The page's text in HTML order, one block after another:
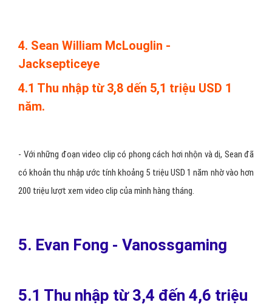
4. Sean William McLouglin -
Jacksepticeye
4.1 Thu nhập từ 3,8 dến 5,1 triệu USD 1
năm.
- Với những đoạn video clip có phong cách hơi nhộn và dị, Sean đã
có khoản thu nhập ước tính khoảng 5 triệu USD 1 năm nhờ vào hơn
200 triệu lượt xem video clip của mình hàng tháng.
5. Evan Fong - Vanossgaming
5.1 Thu nhập từ 3,4 đến 4,6 triệu